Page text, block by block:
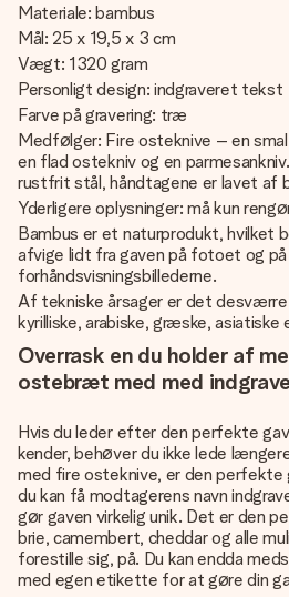
Materiale: bambus
Mål: 25 x 19,5 x 3 cm
Vægt: 1320 gram
Personligt design: indgraveret tekst
Farve på gravering: træ
Medfølger: Fire osteknive – en
en flad ostekniv og en
rustfrit stål, håndtagene er lavet af
Yderligere oplysninger: må kun
Bambus er et naturprodukt, hvilket
afvige lidt fra gaven på fotoet og på
forhåndsvisningsbillederne.
Af tekniske årsager er det
kyrilliske, arabiske, græske, asiatiske
Overrask en du holder af
ostebræt med med
Hvis du leder efter den perfekte
kender, behøver du ikke lede
med fire osteknive, er den
du kan få modtagerens navn
gør gaven virkelig unik. Det er den
brie, camembert, cheddar og alle
forestille sig, på. Du kan endda
med egen etikette for at gøre din